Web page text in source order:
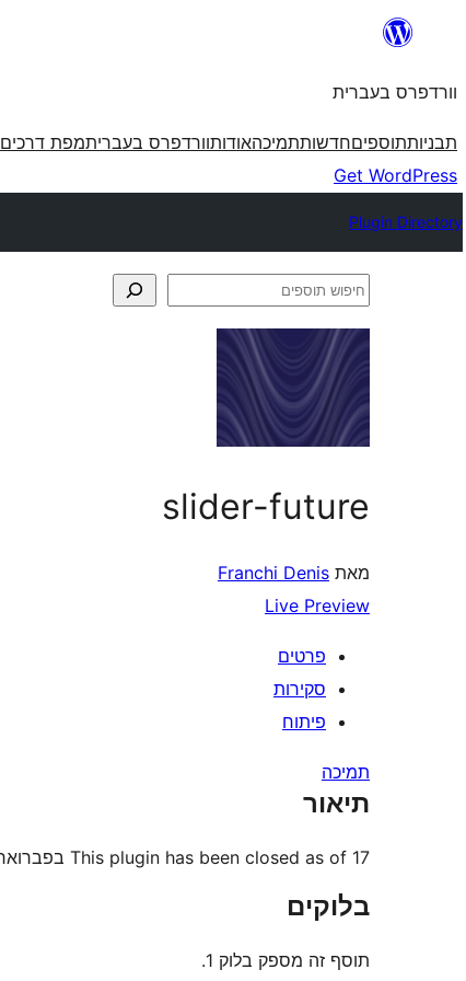
וורדפרס בעברית
תבניותתוספיםחדשותתמיכהאודותוורדפרס בעבריתמפת דרכים
Get WordPress
Plugin Directory
חיפוש
slider-future
מאת Franchi Denis
Live Preview
פרטים
סקירות
פיתוח
תמיכה
תיאור
This plugin has been closed as of 17 בפברואר 2026 and is not available for download. סיבה: סוגיית אבטחה.
בלוקים
תוסף זה מספק בלוק 1.